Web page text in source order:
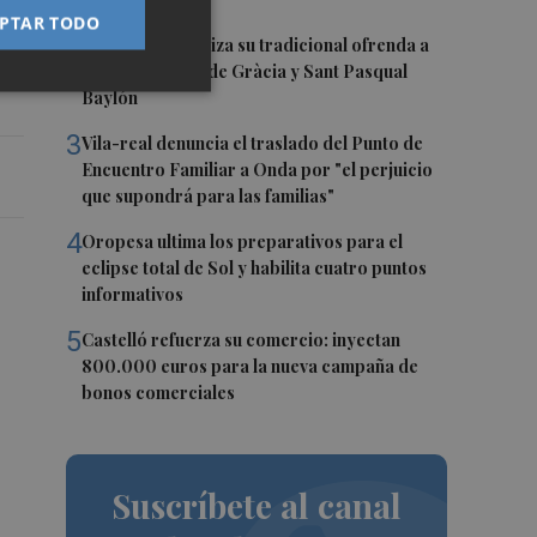
2El Villarreal realiza su tradicional ofrenda a
la Mare de Déu de Gràcia y Sant Pasqual
Baylón
3Vila-real denuncia el traslado del Punto de
Encuentro Familiar a Onda por "el perjuicio
que supondrá para las familias"
4Oropesa ultima los preparativos para el
eclipse total de Sol y habilita cuatro puntos
informativos
5Castelló refuerza su comercio: inyectan
800.000 euros para la nueva campaña de
bonos comerciales
Suscríbete al canal
TODO